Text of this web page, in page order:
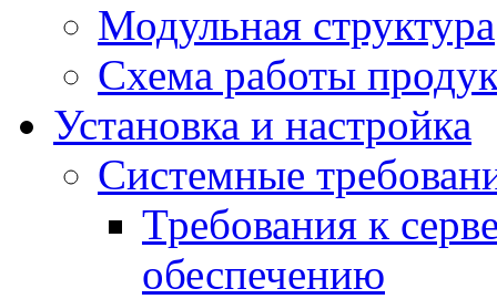
Модульная структура
Схема работы
Установка и настройка
Системные
Требования к
обеспечению